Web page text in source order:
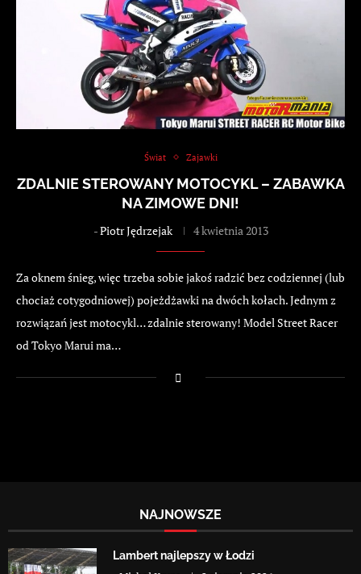
Świat Zajawki
ZDALNIE STEROWANY MOTOCYKL – ZABAWKA
NA ZIMOWE DNI!
-Piotr Jędrzejak 4 kwietnia 2013
Za oknem śnieg, więc trzeba sobie jakoś radzić bez codziennej (lub
chociaż cotygodniowej) pojeżdżawki na dwóch kołach. Jednym z
rozwiązań jest motocykl… zdalnie sterowany! Model Street Racer
od Tokyo Marui ma…
NAJNOWSZE
Lambert najlepszy w Łodzi